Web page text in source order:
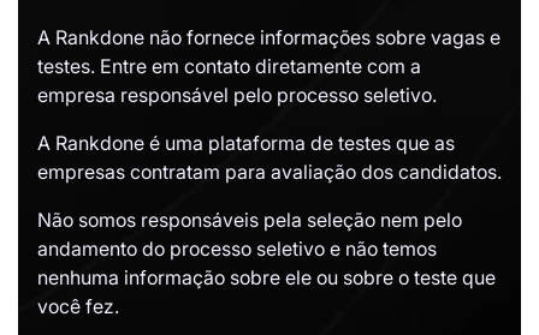
A Rankdone não fornece informações sobre vagas e
testes. Entre em contato diretamente com a
empresa responsável pelo processo seletivo.
A Rankdone é uma plataforma de testes que as
empresas contratam para avaliação dos candidatos.
Não somos responsáveis pela seleção nem pelo
andamento do processo seletivo e não temos
nenhuma informação sobre ele ou sobre o teste que
você fez.